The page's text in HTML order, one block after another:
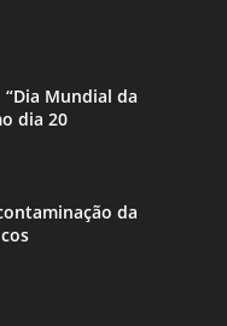
Mundial da
dia 20
da